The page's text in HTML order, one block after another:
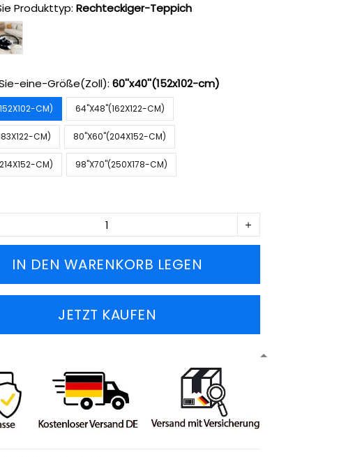
Produkttyp:Rechteckiger-Teppich
eine-Größe(Zoll):60''x40''(152x102-cm)
CM) 64''X48''(162X122-CM)
CM) 80''X60''(204X152-CM)
CM) 98''X70''(250X178-CM)
IN DEN WARENKORB LEGEN
JETZT KAUFEN